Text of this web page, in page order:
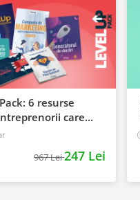
6 resurse
care
afacerile
967 Lei247 Lei